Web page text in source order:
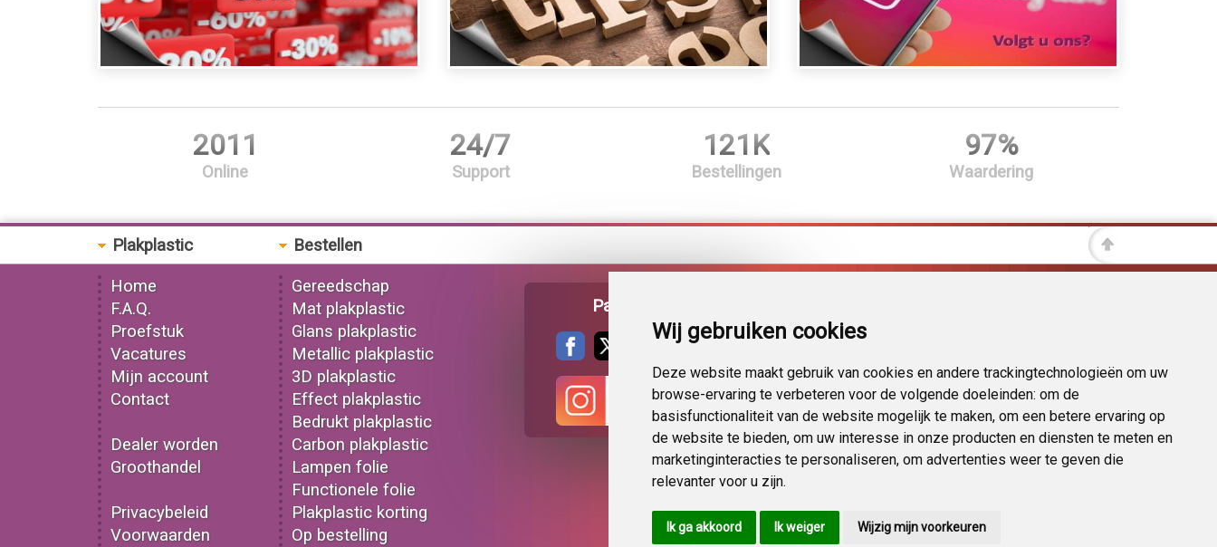
Wij gebruiken cookies
Deze website maakt gebruik van cookies en andere trackingtechnologieën om uw
browse-ervaring te verbeteren voor de volgende doeleinden: om de
basisfunctionaliteit van de website mogelijk te maken, om een betere ervaring op
de website te bieden, om uw interesse in onze producten en diensten te meten en
marketinginteracties te personaliseren, om advertenties weer te geven die
relevanter voor u zijn.
Ik ga akkoord Ik weiger Wijzig mijn voorkeuren
2011
Online
24/7
Support
121K
Bestellingen
97%
Waardering
Plakplastic
Home
F.A.Q.
Proefstuk
Vacatures
Mijn account
Contact
Dealer worden
Groothandel
Privacybeleid
Voorwaarden
Bestellen
Gereedschap
Mat plakplastic
Glans plakplastic
Metallic plakplastic
3D plakplastic
Effect plakplastic
Bedrukt plakplastic
Carbon plakplastic
Lampen folie
Functionele folie
Plakplastic korting
Op bestelling
Pagina delen